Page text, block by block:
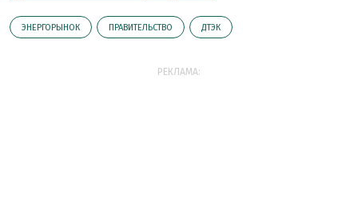
ЭНЕРГОРЫНОК ПРАВИТЕЛЬСТВО ДТЭК
РЕКЛАМА: